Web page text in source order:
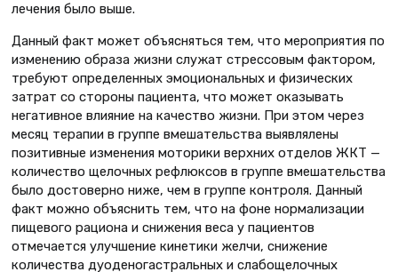
лечения было выше.
Данный факт может объясняться тем, что мероприятия по
изменению образа жизни служат стрессовым фактором,
требуют определенных эмоциональных и физических
затрат со стороны пациента, что может оказывать
негативное влияние на качество жизни. При этом через
месяц терапии в группе вмешательства выявлялены
позитивные изменения моторики верхних отделов ЖКТ —
количество щелочных рефлюксов в группе вмешательства
было достоверно ниже, чем в группе контроля. Данный
факт можно объяснить тем, что на фоне нормализации
пищевого рациона и снижения веса у пациентов
отмечается улучшение кинетики желчи, снижение
количества дуоденогастральных и слабощелочных